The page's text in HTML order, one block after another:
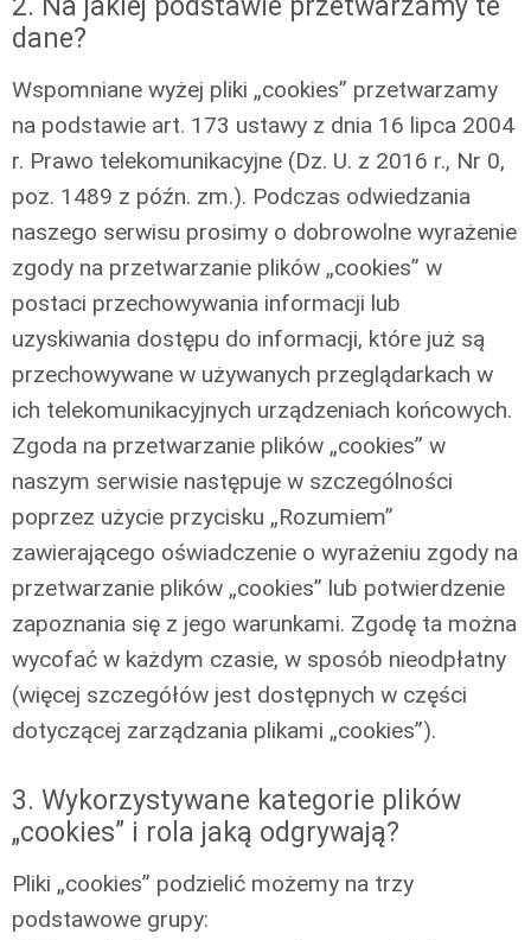
2. Na jakiej podstawie przetwarzamy te
dane?
Wspomniane wyżej pliki „cookies” przetwarzamy
na podstawie art. 173 ustawy z dnia 16 lipca 2004
r. Prawo telekomunikacyjne (Dz. U. z 2016 r., Nr 0,
poz. 1489 z późn. zm.). Podczas odwiedzania
naszego serwisu prosimy o dobrowolne wyrażenie
zgody na przetwarzanie plików „cookies” w
postaci przechowywania informacji lub
uzyskiwania dostępu do informacji, które już są
przechowywane w używanych przeglądarkach w
ich telekomunikacyjnych urządzeniach końcowych.
Zgoda na przetwarzanie plików „cookies” w
naszym serwisie następuje w szczególności
poprzez użycie przycisku „Rozumiem”
zawierającego oświadczenie o wyrażeniu zgody na
przetwarzanie plików „cookies” lub potwierdzenie
zapoznania się z jego warunkami. Zgodę ta można
wycofać w każdym czasie, w sposób nieodpłatny
(więcej szczegółów jest dostępnych w części
dotyczącej zarządzania plikami „cookies”).
3. Wykorzystywane kategorie plików
„cookies” i rola jaką odgrywają?
Pliki „cookies” podzielić możemy na trzy
podstawowe grupy: